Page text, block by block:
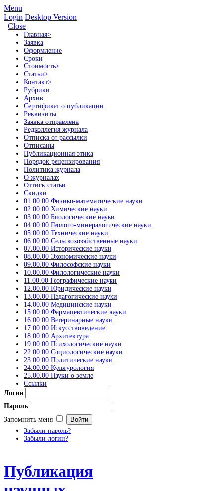
Menu
Login Desktop Version
Close
Главная>
Заявка
Оформление
Сроки
Стоимость>
Статьи>
Контакт>
Рубрики
Архив
Сертификат о публикации
Реквизиты
Заявка отправлена
Редколлегия журнала
Отписка от рассылки
Отписаны
Публикационная этика
Порядок рецензирования
Политика журнала
О журналах
Оттиск статьи
Скидки
01.00.00 Физико-математические науки
02.00.00 Химические науки
03.00.00 Биологические науки
04.00.00 Геолого-минералогические науки
05.00.00 Технические науки
06.00.00 Сельскохозяйственные науки
07.00.00 Исторические науки
08.00.00 Экономические науки
09.00.00 Философские науки
10.00.00 Филологические науки
11.00.00 Географические науки
12.00.00 Юридические науки
13.00.00 Педагогические науки
14.00.00 Медицинские науки
15.00.00 Фармацевтические науки
16.00.00 Ветеринарные науки
17.00.00 Искусствоведение
18.00.00 Архитектура
19.00.00 Психологические науки
22.00.00 Социологические науки
23.00.00 Политические науки
24.00.00 Культурология
25.00.00 Науки о земле
Ссылки
Логин
Пароль
Запомнить меня
Забыли пароль?
Забыли логин?
Публикация